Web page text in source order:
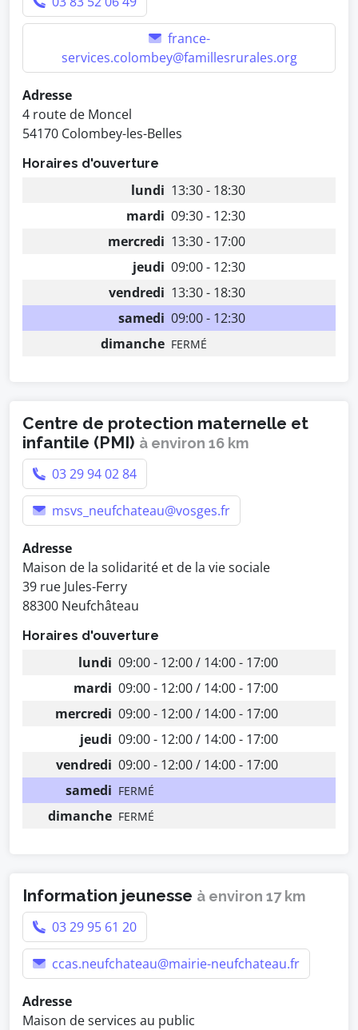
france-
services.colombey@famillesrurales.org
Adresse
4 route de Moncel
54170 Colombey-les-Belles
Horaires d'ouverture
lundi 13:30 - 18:30
mardi 09:30 - 12:30
mercredi 13:30 - 17:00
jeudi 09:00 - 12:30
vendredi 13:30 - 18:30
samedi 09:00 - 12:30
dimanche FERMÉ
Centre de protection maternelle et
infantile (PMI) à environ 16 km
03 29 94 02 84
msvs_neufchateau@vosges.fr
Adresse
Maison de la solidarité et de la vie sociale
39 rue Jules-Ferry
88300 Neufchâteau
Horaires d'ouverture
lundi 09:00 - 12:00 / 14:00 - 17:00
mardi 09:00 - 12:00 / 14:00 - 17:00
mercredi 09:00 - 12:00 / 14:00 - 17:00
jeudi 09:00 - 12:00 / 14:00 - 17:00
vendredi 09:00 - 12:00 / 14:00 - 17:00
samedi FERMÉ
dimanche FERMÉ
Information jeunesse à environ 17 km
03 29 95 61 20
ccas.neufchateau@mairie-neufchateau.fr
Adresse
Maison de services au public